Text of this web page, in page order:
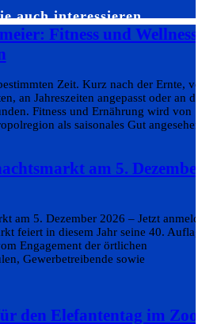
auch interessieren…
Fitness und Wellness
Zeit. Kurz nach der Ernte,
an Jahreszeiten angepasst oder an
Fitness und Ernährung wird von
als saisonales Gut
am 5.
am 5. Dezember 2026 – Jetzt
feiert in diesem Jahr seine 40.
Engagement der örtlichen
Gewerbetreibende sowie
den Elefantentag im Zoo